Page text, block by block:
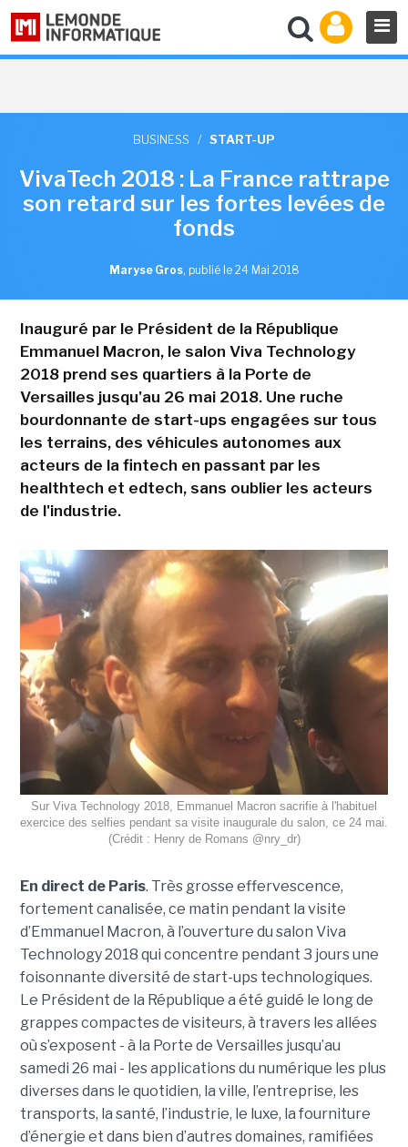
BUSINESS / START-UP
VivaTech 2018 : La France rattrape
son retard sur les fortes levées de
fonds
Maryse Gros, publié le 24 Mai 2018
Inauguré par le Président de la République
Emmanuel Macron, le salon Viva Technology
2018 prend ses quartiers à la Porte de
Versailles jusqu'au 26 mai 2018. Une ruche
bourdonnante de start-ups engagées sur tous
les terrains, des véhicules autonomes aux
acteurs de la fintech en passant par les
healthtech et edtech, sans oublier les acteurs
de l'industrie.
Sur Viva Technology 2018, Emmanuel Macron sacrifie à l'habituel
exercice des selfies pendant sa visite inaugurale du salon, ce 24 mai.
(Crédit : Henry de Romans @nry_dr)
En direct de Paris. Très grosse effervescence,
fortement canalisée, ce matin pendant la visite
d’Emmanuel Macron, à l’ouverture du salon Viva
Technology 2018 qui concentre pendant 3 jours une
foisonnante diversité de start-ups technologiques.
Le Président de la République a été guidé le long de
grappes compactes de visiteurs, à travers les allées
où s’exposent - à la Porte de Versailles jusqu’au
samedi 26 mai - les applications du numérique les plus
diverses dans le quotidien, la ville, l’entreprise, les
transports, la santé, l’industrie, le luxe, la fourniture
d’énergie et dans bien d’autres domaines, ramifiées